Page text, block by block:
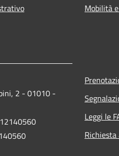
Mobilità
2 - 01010 -
Leggi le